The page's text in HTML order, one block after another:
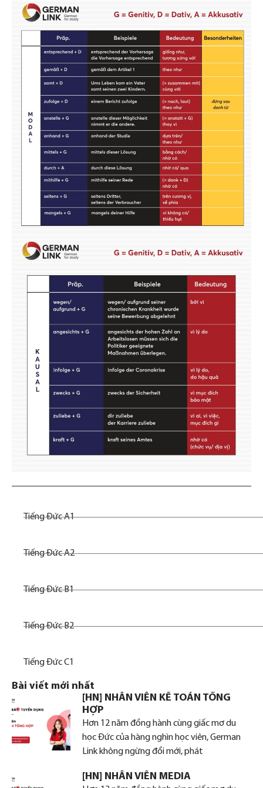
Tiếng Đức A1
Tiếng Đức A2
Tiếng Đức B1
Tiếng Đức B2
Tiếng Đức C1
Bài viết mới nhất
[HN] NHÂN VIÊN KẾ TOÁN TỔNG
HỢP
Hơn 12 năm đồng hành cùng giấc mơ du
học Đức của hàng nghìn học viên, German
Link không ngừng đổi mới, phát
[HN] NHÂN VIÊN MEDIA